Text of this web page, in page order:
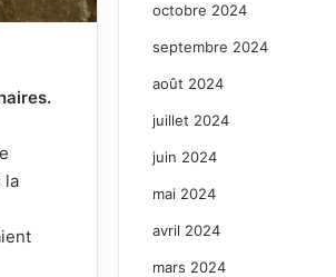
la
octobre 2024
septembre 2024
août 2024
juillet 2024
juin 2024
mai 2024
avril 2024
mars 2024